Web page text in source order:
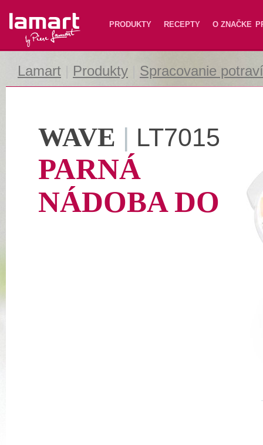
Lamart PRODUKTY RECEPTY O ZNAČKE
Lamart Produkty Spracovanie
WAVE | LT7015
PARNÁ
NÁDOBA DO